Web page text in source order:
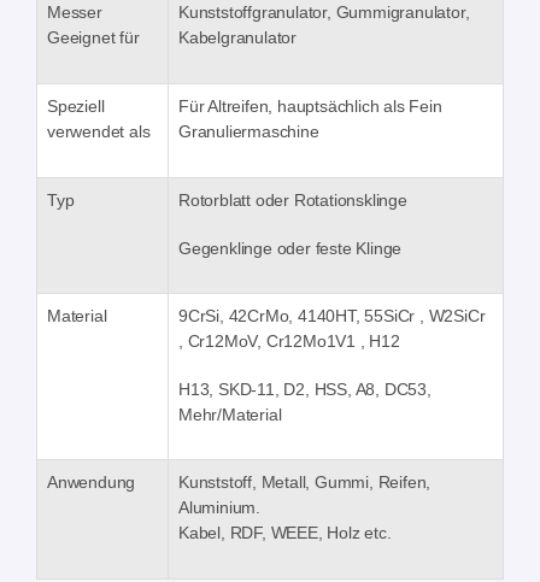
Messer
Geeignet für
Kunststoffgranulator, Gummigranulator,
Kabelgranulator
Speziell
verwendet als
Für Altreifen, hauptsächlich als Fein
Granuliermaschine
Typ Rotorblatt oder Rotationsklinge
Gegenklinge oder feste Klinge
Material
9CrSi, 42CrMo, 4140HT, 55SiCr , W2SiCr
, Cr12MoV, Cr12Mo1V1 , H12
H13, SKD-11, D2, HSS, A8, DC53,
Mehr/Material
Anwendung
Kunststoff, Metall, Gummi, Reifen,
Aluminium.
Kabel, RDF, WEEE, Holz etc.